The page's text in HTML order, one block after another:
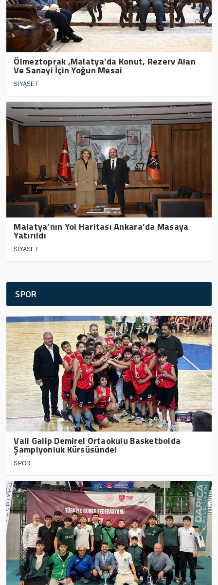
Ölmeztoprak ,Malatya’da Konut, Rezerv Alan
Ve Sanayi İçin Yoğun Mesai
SİYASET
Malatya’nın Yol Haritası Ankara’da Masaya
Yatırıldı
SİYASET
SPOR
Vali Galip Demirel Ortaokulu Basketbolda
Şampiyonluk Kürsüsünde!
SPOR